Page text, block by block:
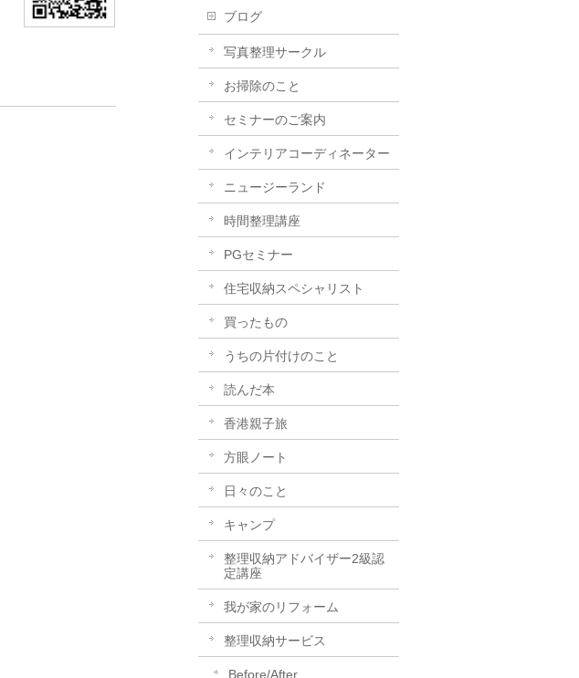
ブログ
写真整理サークル
お掃除のこと
セミナーのご案内
インテリアコーディネーター
ニュージーランド
時間整理講座
PGセミナー
住宅収納スペシャリスト
買ったもの
うちの片付けのこと
読んだ本
香港親子旅
方眼ノート
日々のこと
キャンプ
整理収納アドバイザー2級認
定講座
我が家のリフォーム
整理収納サービス
Before/After